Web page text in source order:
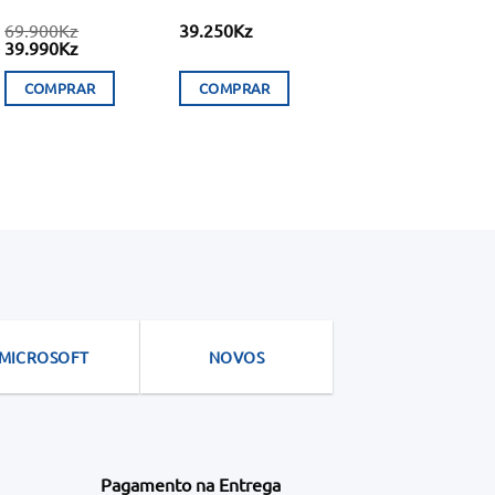
69.900Kz
O
original
era:
39.990KzO
atual
é:
COMPRAR
39.250Kz
COMPRAR
MICROSOFT NOVOS
Pagamento na Entrega